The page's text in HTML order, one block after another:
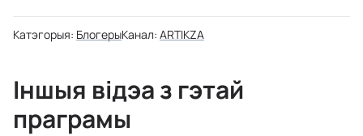
Катэгорыя: БлогерыКанал: ARTIKZA
Іншыя відэа з гэтай
праграмы